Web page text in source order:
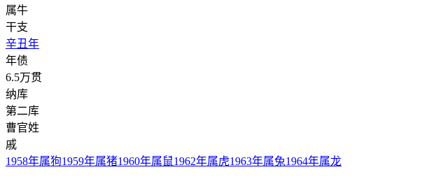
属牛
干支
辛丑年
年债
6.5万贯
纳库
第二库
曹官姓
戚
1958年属狗1959年属猪1960年属鼠1962年属虎1963年属兔1964年属龙